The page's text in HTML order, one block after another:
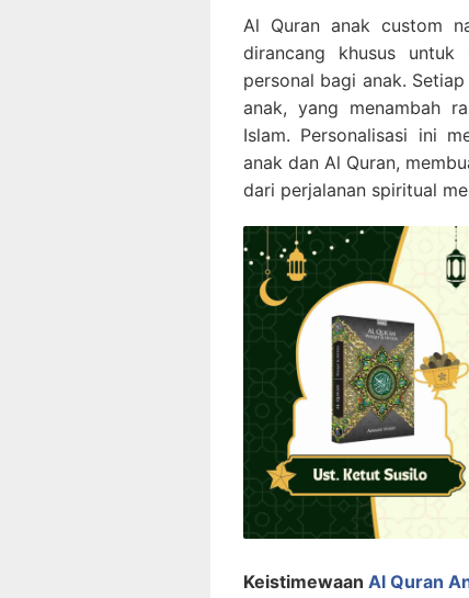
Al Quran anak custom
dirancang khusus untuk
personal bagi anak.
anak, yang menambah
Islam. Personalisasi ini
anak dan Al Quran,
dari perjalanan spiritual
Keistimewaan Al Quran